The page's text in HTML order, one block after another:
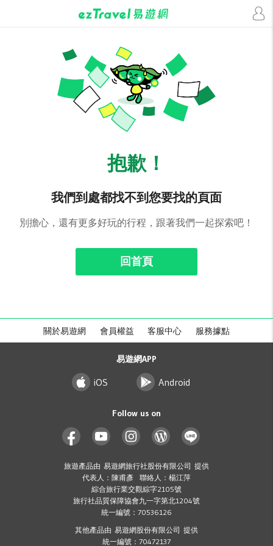
抱歉！
我們到處都找不到您要找的頁面
別擔心，還有更多好玩的行程，跟著我們一起探索吧！
回首頁
關於易遊網 會員權益 客服中心 服務據點
易遊網APP
iOS Android
Follow us on
旅遊產品由 易遊網旅行社股份有限公司 提供
代表人：陳甫彥 聯絡人：楊江萍
綜合旅行業交觀綜字2105號
旅行社品質保障協會九一字第北1204號
統一編號：70536126
其他產品由 易遊網股份有限公司 提供
統一編號：70472137